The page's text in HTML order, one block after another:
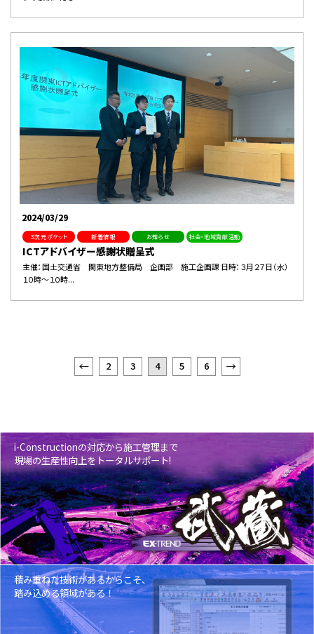
2024/03/29
３次元ポケット 新着情報 お知らせ 社会・地域貢献活動
ICTアドバイザー感謝状贈呈式
主催：国土交通省 関東地方整備局 企画部 施工企画課 日時：３月２７日（水）
１０時～１０時...
2 3 4 5 6
i-Constructionの対応から施工管理まで
現場の生産性向上をトータルサポート!
積み重ねた技術があるからこそ、
踏み込める領域がある！